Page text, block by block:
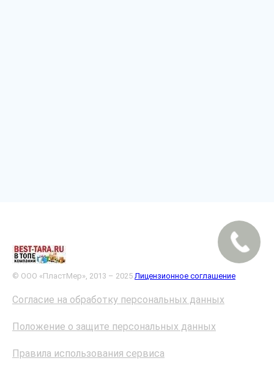
© ООО «ПластМер», 2013 – 2025 Лицензионное соглашение
Согласие на обработку персональных данных
Положение о защите персональных данных
Правила использования сервиса